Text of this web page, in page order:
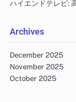
ハイエンドテレビ:
Archives
December 2025
November 2025
October 2025